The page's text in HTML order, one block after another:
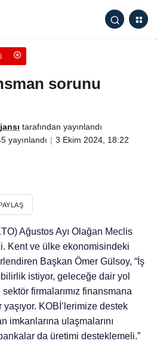
sorunu
tarafından yayınlandı
yayınlandı
3 Ekim 2024, 18:22
Ağustos Ayı Olağan Meclis
Kent ve ülke ekonomisindeki
Başkan Ömer Gülsoy, “İş
istiyor, geleceğe dair yol
firmalarımız finansmana
KOBİ’lerimize destek
imkanlarına ulaşmalarını
da üretimi desteklemeli.”
uyarısı